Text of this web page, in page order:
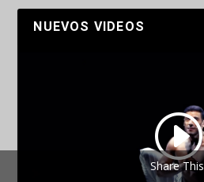
NUEVOS VIDEOS
Share This